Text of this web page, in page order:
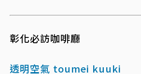
彰化必訪咖啡廳
透明空氣 toumei kuuki